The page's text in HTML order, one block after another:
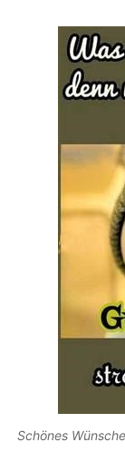
Schönes